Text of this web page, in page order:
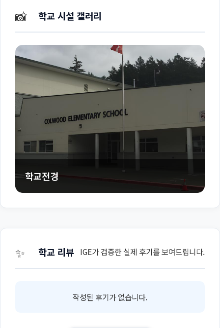
📸 학교 시설 갤러리
학교전경
✨ 학교 리뷰 IGE가 검증한 실제 후기를 보여드립니다.
작성된 후기가 없습니다.